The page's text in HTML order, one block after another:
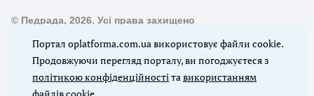
© Педрада, 2026. Усі права захищено
Повне або часткове копіювання будь-яких матеріалів сайту,
цитування, публікація їх анотованих оглядів допускаються
лише з письмового дозволу редакції сайту Педрада
Портал oplatforma.com.ua використовує файли cookie.
Продовжуючи перегляд порталу, ви погоджуєтеся з
політикою конфіденційностітавикористанням